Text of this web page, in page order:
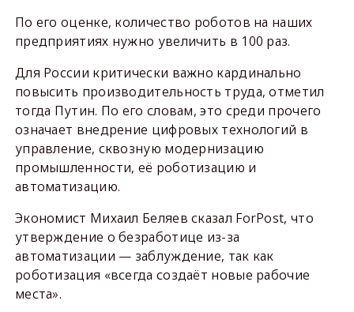
По его оценке, количество роботов на наших
предприятиях нужно увеличить в 100 раз.
Для России критически важно кардинально
повысить производительность труда, отметил
тогда Путин. По его словам, это среди прочего
означает внедрение цифровых технологий в
управление, сквозную модернизацию
промышленности, её роботизацию и
автоматизацию.
Экономист Михаил Беляев сказал ForPost, что
утверждение о безработице из-за
автоматизации — заблуждение, так как
роботизация «всегда создаёт новые рабочие
места».